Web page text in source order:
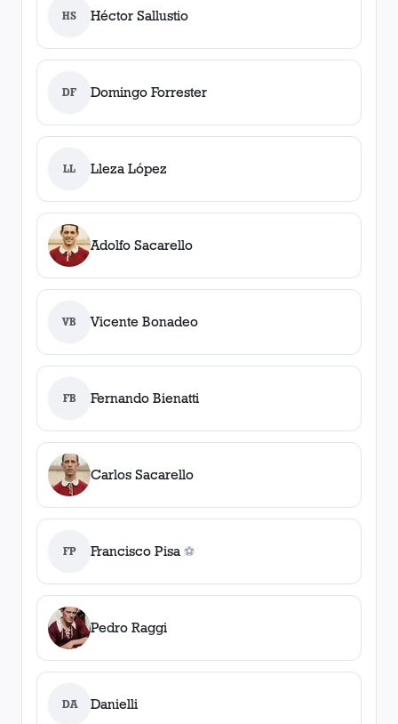
HS Héctor Sallustio
DF Domingo Forrester
LL Lleza López
Adolfo Sacarello
VB Vicente Bonadeo
FB Fernando Bienatti
Carlos Sacarello
FP Francisco Pisa ⚽
0gol
Pedro Raggi
DA Danielli